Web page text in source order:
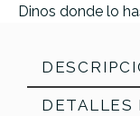
Dinos donde lo
DETALLES